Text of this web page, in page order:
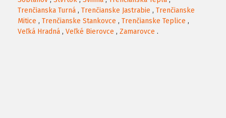
Trenčianska Turná , Trenčianske Jastrabie , Trenčianske
Mitice , Trenčianske Stankovce , Trenčianske Teplice ,
Veľká Hradná , Veľké Bierovce , Zamarovce .